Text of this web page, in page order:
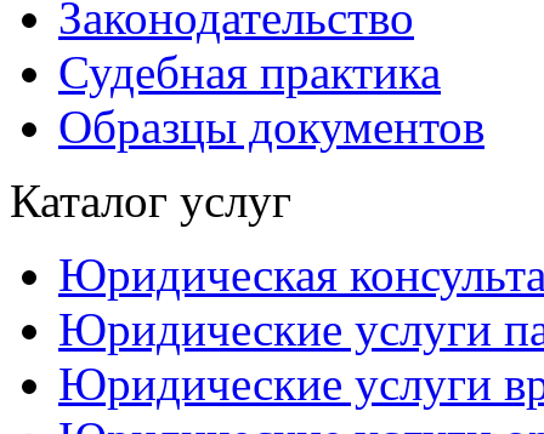
Законодательство
Судебная практика
Образцы документов
Каталог услуг
Юридическая
Юридические услуги
Юридические услуги